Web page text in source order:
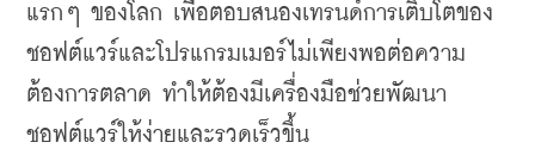
แรกๆ ของโลก เพื่อตอบสนองเทรนด์การเติบโตของ
ชอฟต์แวร์และโปรแกรมเมอร์ไม่เพียงพอต่อความ
ต้องการตลาด ทำให้ต้องมีเครื่องมือช่วยพัฒนา
ชอฟต์แวร์ให้ง่ายและรวดเร็วขึ้น